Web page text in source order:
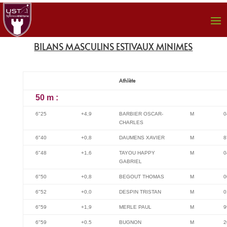
BILANS MASCULINS ESTIVAUX MINIMES
Athlète
50 m :
6"25 +4,9
BARBIER OSCAR-
CHARLES
M
6"40 +0,8 DAUMENS XAVIER M
6"48 +1,6
TAYOU HAPPY
GABRIEL
M
6"50 +0,8 BEGOUT THOMAS M
6"52 +0,0 DESPIN TRISTAN M
6"59 +1,9 MERLE PAUL M
6"59 +0.5
BUGNON
M